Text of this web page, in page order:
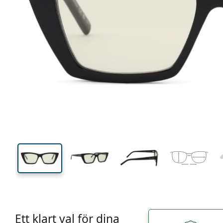
39 mm
Linshöjd Linsbredd
Linsbredd
Ett klart val för dina